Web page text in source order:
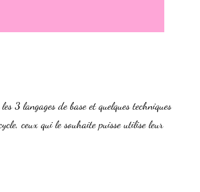
3 langages de base et quelques techniques
ceux qui le souhaite puisse utilise leur